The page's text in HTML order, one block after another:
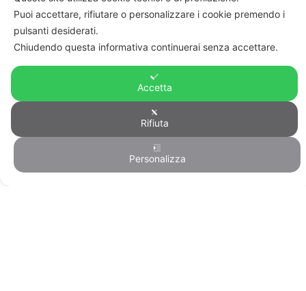
Note legali
Informazioni sul trattamento di dati
personali
Privacy & Cookie Policy
Home
© FIRST CISL - C.F. 80122130588
Puoi accettare, rifiutare o personalizzare i cookie premendo i
pulsanti desiderati.
Chiudendo questa informativa continuerai senza accettare.
Accetta
Rifiuta
Personalizza